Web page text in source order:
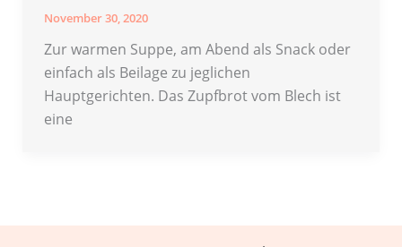
November 30, 2020
Zur warmen Suppe, am Abend als Snack oder
einfach als Beilage zu jeglichen
Hauptgerichten. Das Zupfbrot vom Blech ist
eine